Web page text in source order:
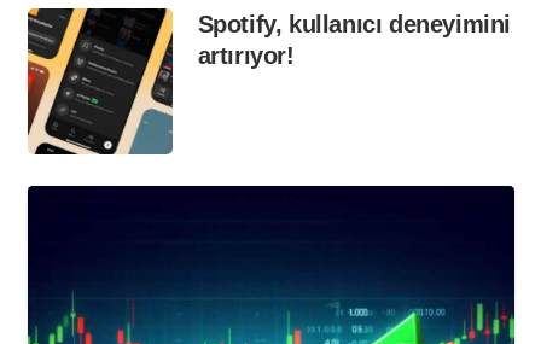
Spotify, kullanıcı deneyimini
artırıyor!